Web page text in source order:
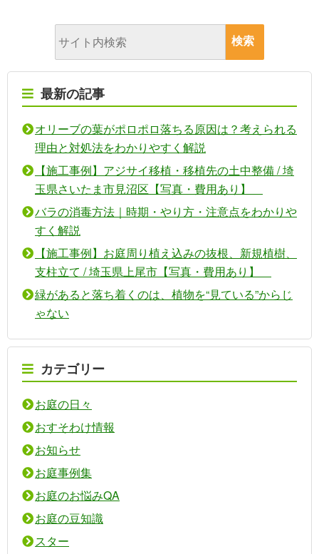
最新の記事
オリーブの葉がポロポロ落ちる原因は？考えられる
理由と対処法をわかりやすく解説
【施工事例】アジサイ移植・移植先の土中整備 / 埼
玉県さいたま市見沼区【写真・費用あり】
バラの消毒方法｜時期・やり方・注意点をわかりや
すく解説
【施工事例】お庭周り植え込みの抜根、新規植樹、
支柱立て / 埼玉県上尾市【写真・費用あり】
緑があると落ち着くのは、植物を“見ている”からじ
ゃない
カテゴリー
お庭の日々
おすそわけ情報
お知らせ
お庭事例集
お庭のお悩みQA
お庭の豆知識
スター